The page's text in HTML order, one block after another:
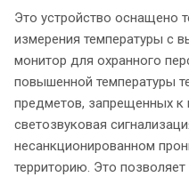
Это устройство оснащено
измерения температуры с
монитор для охранного
повышенной температуры
предметов, запрещенных к
светозвуковая
несанкционированном
территорию. Это